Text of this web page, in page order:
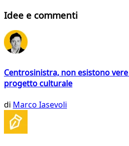
Idee e commenti
Centrosinistra, non esistono
progetto culturale
di Marco Iasevoli